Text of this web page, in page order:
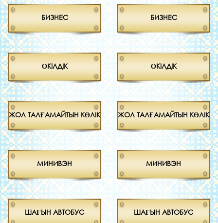
БИЗНЕС БИЗНЕС
ӨКІЛДІК ӨКІЛДІК
ЖОЛ ТАЛҒАМАЙТЫН КӨЛІК ЖОЛ ТАЛҒАМАЙТЫН КӨЛІК
МИНИВЭН МИНИВЭН
ШАҒЫН АВТОБУС ШАҒЫН АВТОБУС